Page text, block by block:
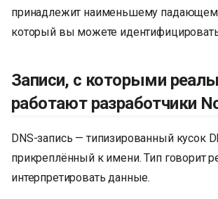
принадлежит наименьшему
который вы можете
Записи, с которыми
работают разработчики
DNS-запись — типизированный кусок
прикреплённый к имени. Тип говорит
интерпретировать данные.